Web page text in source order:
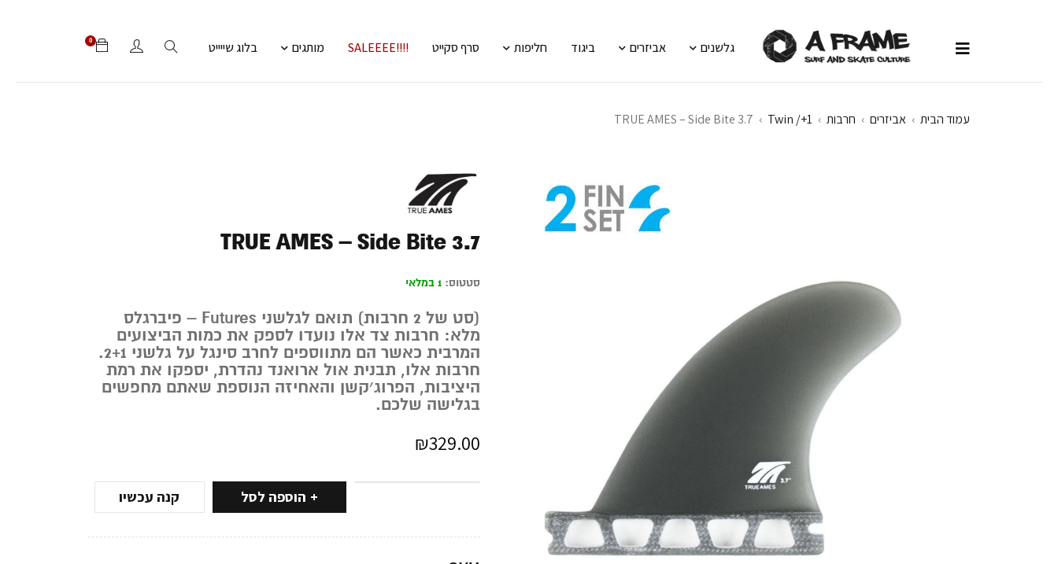
גלשנים אביזרים ביגוד חליפות סרף סקייט !!!!SALEEEE מותגים בלוג שייייט 0
עמוד הבית › אביזרים › חרבות ›
Twin /+1
›
TRUE AMES – Side Bite 3.7
TRUE AMES – Side Bite 3.7
סטטוס: 1 במלאי
(סט של 2 חרבות) תואם לגלשני Futures – פיברגלס
מלא: חרבות צד אלו נועדו לספק את כמות הביצועים
המרבית כאשר הם מתווספים לחרב סינגל על גלשני 2+1.
חרבות אלו, תבנית אול ארואנד נהדרת, יספקו את רמת
היציבות, הפרוג׳קשן והאחיזה הנוספת שאתם מחפשים
בגלישה שלכם.
₪329.00
הוספה לסל קנה עכשיו